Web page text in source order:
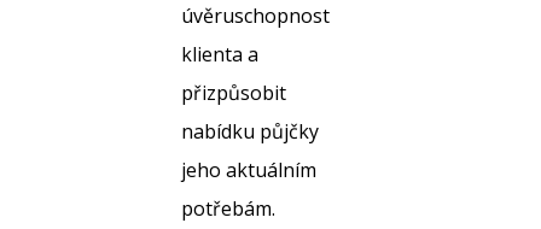
úvěruschopnost
klienta a
přizpůsobit
nabídku půjčky
jeho aktuálním
potřebám.